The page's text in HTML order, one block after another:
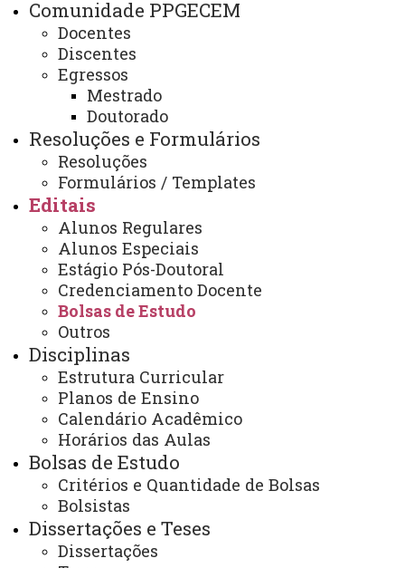
Comunidade PPGECEM
Docentes
Discentes
Egressos
Mestrado
Doutorado
Resoluções e Formulários
Resoluções
Formulários / Templates
Editais
Alunos Regulares
Alunos Especiais
Estágio Pós-Doutoral
Credenciamento Docente
Bolsas de Estudo
Outros
Disciplinas
Estrutura Curricular
Planos de Ensino
Calendário Acadêmico
Horários das Aulas
Bolsas de Estudo
Critérios e Quantidade de Bolsas
Bolsistas
Dissertações e Teses
Dissertações
Resultado da seleção interna
para o programa de bolsa de
doutorado sanduíche no exterior
- PDSE/CAPES
Edital nº 19/2024 - PPGECEM - Resultado da seleção
interna para o programa de bolsa de doutorado
sanduíche no exterior - PDSE/CAPES .PDF
ATUALIZAÇÃO MAIS RECENTE: 19 DE ABRIL DE
2024
ACESSOS: 270
/
(45) 3220–7284
Redes sociais:
Instagram do Programa
Facebook do Programa
Youtube do Programa
E-mails:
cascavel.ppgecem@unioeste.br
ppgecem.unioeste@gmail.com